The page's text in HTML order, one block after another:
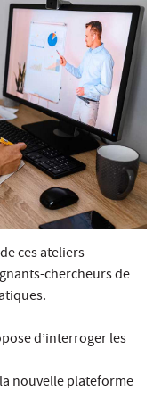
ces ateliers
chercheurs de
d’interroger les
nouvelle plateforme